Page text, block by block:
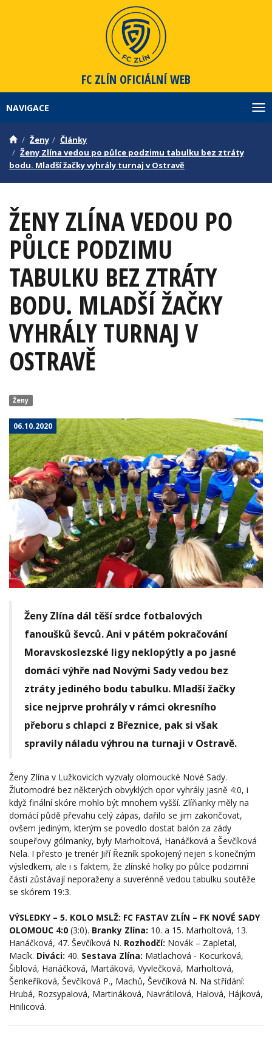
FC ZLÍN OFICIÁLNÍ WEB
NAVIGACE
Ženy
Články
Ženy Zlína vedou po půlce podzimu tabulku bez ztráty
bodu. Mladší žačky vyhrály turnaj v Ostravě
ŽENY ZLÍNA VEDOU PO
PŮLCE PODZIMU
TABULKU BEZ ZTRÁTY
BODU. MLADŠÍ ŽAČKY
VYHRÁLY TURNAJ V
OSTRAVĚ
Ženy
06.10.2020
Ženy Zlína dál těší srdce fotbalových
fanoušků ševců. Ani v pátém pokračování
Moravskoslezské ligy neklopýtly a po jasné
domácí výhře nad Novými Sady vedou bez
ztráty jediného bodu tabulku. Mladší žačky
sice nejprve prohrály v rámci okresního
přeboru s chlapci z Březnice, pak si však
spravily náladu výhrou na turnaji v Ostravě.
Ženy Zlína v Lužkovicích vyzvaly olomoucké Nové Sady.
Žlutomodré bez některých obvyklých opor vyhrály jasně 4:0, i
když finální skóre mohlo být mnohem vyšší. Zlíňanky měly na
domácí půdě převahu celý zápas, dařilo se jim zakončovat,
ovšem jediným, kterým se povedlo dostat balón za zády
soupeřovy gólmanky, byly Marholtová, Hanáčková a Ševčíková
Nela. I přesto je trenér Jiří Řezník spokojený nejen s konečným
výsledkem, ale i s faktem, že zlínské holky po půlce podzimní
části zůstávají neporaženy a suverénně vedou tabulku soutěže
se skórem 19:3.
VÝSLEDKY – 5. KOLO MSLŽ: FC FASTAV ZLÍN – FK NOVÉ SADY
OLOMOUC 4:0 (3:0). Branky Zlína: 10. a 15. Marholtová, 13.
Hanáčková, 47. Ševčíková N. Rozhodčí: Novák – Zapletal,
Macík. Diváci: 40. Sestava Zlína: Matlachová - Kocurková,
Šiblová, Hanáčková, Martáková, Vyvlečková, Marholtová,
Šenkeříková, Ševčíková P., Machů, Ševčíková N. Na střídání:
Hrubá, Rozsypalová, Martináková, Navrátilová, Halová, Hájková,
Hnilicová.